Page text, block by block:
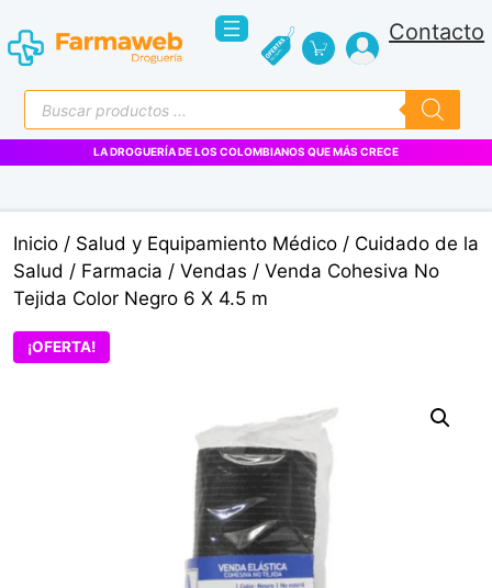
al
contenido
Contacto
Búsqueda
de
productos
LA DROGUERÍA DE LOS COLOMBIANOS QUE MÁS CRECE
Inicio / Salud y Equipamiento Médico / Cuidado de la
Salud / Farmacia / Vendas / Venda Cohesiva No
Tejida Color Negro 6 X 4.5 m
¡OFERTA!